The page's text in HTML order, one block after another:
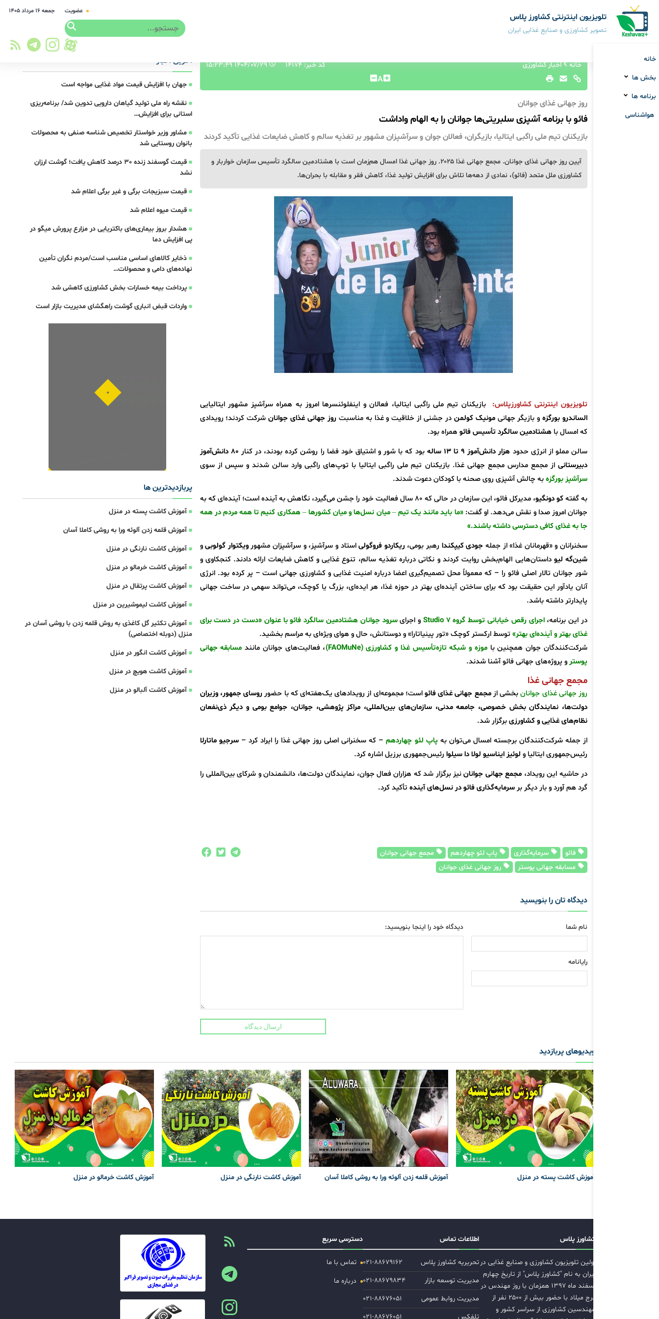
تلویزیون اینترنتی کشاورز پلاس
تصویر کشاورزی و صنایع غذایی ایران
عضویت جمعه ۱۶ مرداد ۱۴۰۵
خانه
بخش ها
برنامه ها
هواشناسی
خانه اخبار کشاورزی کد خبر: 14174 ۱۴۰۴/۰۷/۲۹ ۱۵:۲۳:۴۹
A
روز جهانی غذای جوانان
فائو با برنامه آشپزی سلبریتی‌ها جوانان را به الهام واداشت
بازیکنان تیم ملی راگبی ایتالیا، بازیگران، فعالان جوان و سرآشپزان مشهور بر تغذیه سالم و کاهش ضایعات غذایی تأکید کردند
آیین روز جهانی غذای جوانان. مجمع جهانی غذا ۲۰۲۵. روز جهانی غذا امسال هم‌زمان است با هشتادمین سالگرد تأسیس سازمان خواربار و
کشاورزی ملل متحد (فائو)، نمادی از دهه‌ها تلاش برای افزایش تولید غذا، کاهش فقر و مقابله با بحران‌ها.
تلویزیون اینترنتی کشاورزپلاس:
بازیکنان تیم ملی راگبی ایتالیا، فعالان و اینفلوئنسرها امروز به همراه سرآشپز مشهور ایتالیایی
الساندرو بورگزهو بازیگر جهانیمونیک کولمن در جشنی از خلاقیت و غذا به مناسبتروز جهانی غذای جوانانشرکت کردند؛ رویدادی
که امسال با هشتادمین سالگرد تأسیس فائو همراه بود.
سالن مملو از انرژی حدود هزار دانش‌آموز ۹ تا ۱۳ ساله بود که با شور و اشتیاق خود فضا را روشن کرده بودند، در کنار
۸۰ دانش‌آموز
دبیرستانی از مجمع مدارس مجمع جهانی غذا. بازیکنان تیم ملی راگبی ایتالیا با توپ‌های راگبی وارد سالن شدند و سپس از سوی
سرآشپز بورگزهبه چالش آشپزی روی صحنه با کودکان دعوت شدند.
به گفتهکو دونگیو
، مدیرکل فائو، این سازمان در حالی که ۸۰ سال فعالیت خود را جشن می‌گیرد، نگاهش به آینده است؛ آینده‌ای که به
جوانان امروز صدا و نقش می‌دهد. او گفت: «ما باید مانند یک تیم – میان نسل‌ها و میان کشورها – همکاری کنیم تا همه مردم در همه
جا به غذای کافی دسترسی داشته باشند.»
سخنرانان و «قهرمانان غذا» از جمله جودی کیپکندا رهبر بومی،ریکاردو فروگولیاستاد و سرآشپز، و سرآشپزان مشهورویکتوار گولوبیو
شین‌گه لیو داستان‌هایی الهام‌بخش روایت کردند و نکاتی درباره تغذیه سالم، تنوع غذایی و کاهش ضایعات ارائه دادند. کنجکاوی و
شور جوانان تالار اصلی فائو را – که معمولاً محل تصمیم‌گیری اعضا درباره امنیت غذایی و کشاورزی جهانی است – پر کرده بود. انرژی
آنان یادآور این حقیقت بود که برای ساختن آینده‌ای بهتر در حوزه غذا، هر ایده‌ای، بزرگ یا کوچک، می‌تواند سهمی در ساخت جهانی
پایدارتر داشته باشد.
در این برنامه، اجرای رقص خیابانی توسط گروه Studio 7 و اجرایسرود جوانان هشتادمین سالگرد فائو با عنوان «دست در دست برای
غذای بهتر و آینده‌ای بهتر» توسط ارکستر کوچک «تور پینیاتارا» و دوستانش، حال و هوای ویژه‌ای به مراسم بخشید.
شرکت‌کنندگان جوان همچنین باموزه و شبکه تازه‌تأسیس غذا و کشاورزی (FAOMuNe) ، فعالیت‌های جوانان مانند مسابقه جهانی
پوسترو پروژه‌های جهانی فائو آشنا شدند.
مجمع جهانی غذا
روز جهانی غذای جوانانبخشی ازمجمع جهانی غذای فائواست؛ مجموعه‌ای از رویدادهای یک‌هفته‌ای که با حضورروسای جمهور، وزیران
دولت‌ها، نمایندگان بخش خصوصی، جامعه مدنی، سازمان‌های بین‌المللی، مراکز پژوهشی، جوانان، جوامع بومی و دیگر ذی‌نفعان
نظام‌های غذایی و کشاورزیبرگزار شد.
از جمله شرکت‌کنندگان برجسته امسال می‌توان به پاپ لئو چهاردهم– که سخنرانی اصلی روز جهانی غذا را ایراد کرد –سرجیو ماتارلا
رئیس‌جمهوری ایتالیا و لوئیز ایناسیو لولا دا سیلوا رئیس‌جمهوری برزیل اشاره کرد.
در حاشیه این رویداد، مجمع جهانی جواناننیز برگزار شد که هزاران فعال جوان، نمایندگان دولت‌ها، دانشمندان و شرکای بین‌المللی را
گرد هم آورد و بار دیگر برسرمایه‌گذاری فائو در نسل‌های آینده تأکید کرد.
فائو سرمایه‌گذاری پاپ لئو چهاردهم
مجمع جهانی جوانان
مسابقه جهانی پوستر
روز جهانی غذای جوانان
دیدگاه تان را بنویسید
نام شما
رایانامه
دیدگاه خود را اینجا بنویسید:
ارسال دیدگاه
آخرین اخبار
جهان با افزایش قیمت مواد غذایی مواجه است
نقشه راه ملی تولید گیاهان دارویی تدوین شد/ برنامه‌ریزی
استانی برای افزایش…
مشاور وزیر خواستار تخصیص شناسه صنفی به محصولات
بانوان روستایی شد
قیمت گوسفند زنده 30 درصد کاهش یافت؛ گوشت ارزان
نشد
قیمت سبزیجات برگی و غیر برگی اعلام شد
قیمت میوه اعلام شد
هشدار بروز بیماری‌های باکتریایی در مزارع پرورش میگو در
پی افزایش دما
ذخایر کالاهای اساسی مناسب است/مردم نگران تأمین
نهاده‌های دامی و محصولات…
پرداخت بیمه خسارات بخش کشاورزی کاهشی شد
واردات قبض‌ انباری گوشت راهگشای مدیریت بازار است
پربازدیدترین ها
آموزش کاشت پسته در منزل
آموزش قلمه زدن آلوئه ورا به روشی کاملا آسان
آموزش کاشت نارنگی در منزل
آموزش کاشت خرمالو در منزل
آموزش کاشت پرتقال در منزل
آموزش کاشت لیموشیرین در منزل
آموزش تکثیر گل کاغذی به روش قلمه زدن با روشی آسان در
منزل (دوبله اختصاصی)
آموزش کاشت انگور در منزل
آموزش کاشت هویچ در منزل
آموزش کاشت آلبالو در منزل
ویدیوهای پربازدید
آموزش کاشت پسته در منزل آموزش قلمه زدن آلوئه ورا به روشی کاملا آسان آموزش کاشت نارنگی در منزل آموزش کاشت خرمالو در منزل
کشاورز پلاس
اولین تلویزیون کشاورزی و صنایع غذایی در
ایران به نام "کشاورز پلاس" از تاریخ چهارم
اسفند ماه ۱۳۹۷ همزمان با روز مهندس در
برج میلاد با حضور بیش از ۲۵۰۰ نفر از
مهندسین کشاورزی از سراسر کشور و
اطلاعات تماس
تحریریه کشاورز پلاس
۰۲۱-۸۸۶۷۹۱۶۲
مدیریت توسعه بازار
۰۲۱-۸۸۶۷۹۸۳۴
مدیریت روابط عمومی
۰۲۱-۸۸۶۷۶۰۵۱
تلفکس
۰۲۱-۸۸۶۷۶۰۵۱
دسترسی سریع
تماس با ما
درباره ما